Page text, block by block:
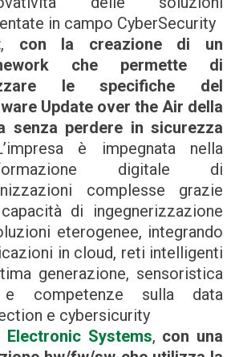
in campo CyberSecurity
, con la creazione di un
che permette di
le specifiche del
Update over the Air della
senza perdere in sicurezza
è impegnata nella
digitale di
complesse grazie
di ingegnerizzazione
eterogenee, integrando
in cloud, reti intelligenti
generazione, sensoristica
competenze sulla data
e cybersicurity
Electronic Systems, con una